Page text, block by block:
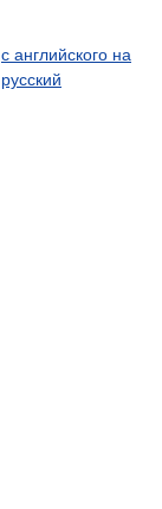
с английского на
русский